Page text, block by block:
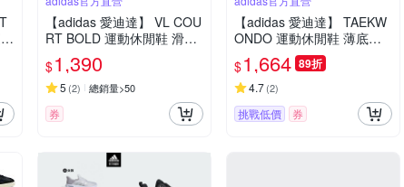
【adidas 愛迪達】 VL COU
RT BOLD 運動休閒鞋 滑板
德訓鞋 厚底鞋 復古 女鞋
(多款任選)
$1,390
5 (2) 總銷量>50
券
【adidas 愛迪達】 TAEKW
ONDO 運動休閒鞋 薄底鞋
男鞋/女鞋 - Originals JQ47
74
$1,664 89折
4.7(2)
挑戰低價 券